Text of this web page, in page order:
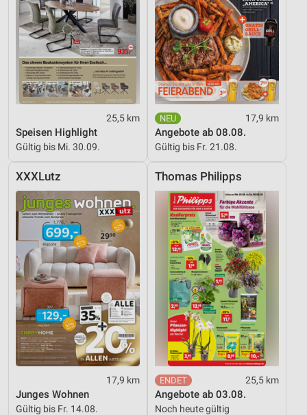
25,5 km
Speisen Highlight
Gültig bis Mi. 30.09.
17,9 km
Angebote ab 08.08.
Gültig bis Fr. 21.08.
XXXLutz
17,9 km
Junges Wohnen
Gültig bis Fr. 14.08.
Thomas Philipps
25,5 km
Angebote ab 03.08.
Noch heute gültig